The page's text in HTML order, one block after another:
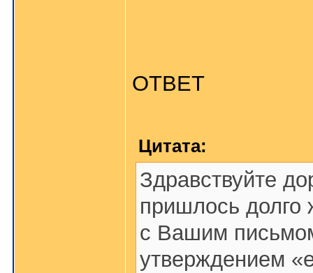
ОТВЕТ
Цитата:
Здравствуйте
пришлось долго
с Вашим
утверждением